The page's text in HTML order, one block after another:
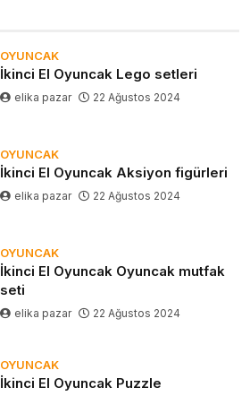
OYUNCAK
İkinci El Oyuncak Lego setleri
elika pazar 22 Ağustos 2024
OYUNCAK
İkinci El Oyuncak Aksiyon figürleri
elika pazar 22 Ağustos 2024
OYUNCAK
İkinci El Oyuncak Oyuncak mutfak
seti
elika pazar 22 Ağustos 2024
OYUNCAK
İkinci El Oyuncak Puzzle